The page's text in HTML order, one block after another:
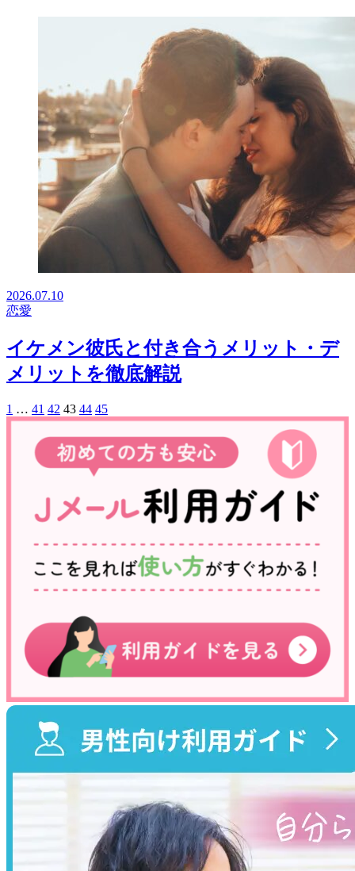
2026.07.10
恋愛
イケメン彼氏と付き合うメリット・デ
メリットを徹底解説
1 … 41 42 43 44 45